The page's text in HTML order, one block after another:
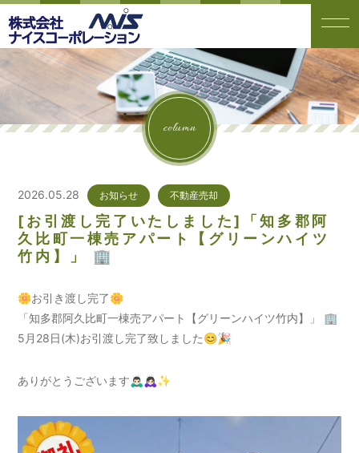
column
2026.05.28 お知らせ 不動産売却
[お引渡し完了いたしました]「知多郡阿
久比町一棟売アパート【グリーンハイツ
竹内】」 🏢
🌼お引き渡し完了🌼
「知多郡阿久比町一棟売アパート【グリーンハイツ竹内】」 🏢
5月28日(木)お引渡し完了致しました😊🎉
ありがとうございます🙇🏻‍♂️🙇🏻‍♀️✨